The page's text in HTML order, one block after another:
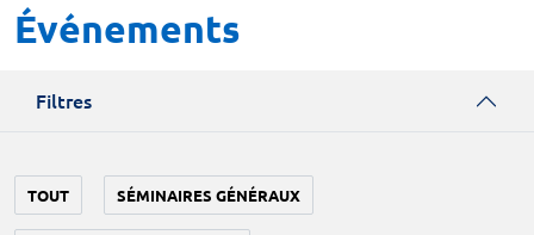
Événements
Filtres
TOUT SÉMINAIRES GÉNÉRAUX